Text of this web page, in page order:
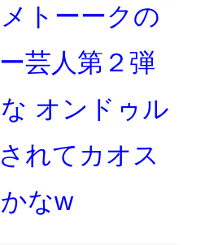
トーークの
芸人第２弾
オンドゥル
れてカオス
なw